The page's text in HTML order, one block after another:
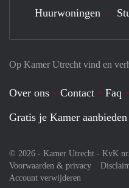
Op Kamer Utrecht vind en
Over ons Contact Faq
Gratis je Kamer
© 2026 - Kamer Utrecht - KvK
Voorwaarden & privacy
Account verwijderen
Huurwoningen